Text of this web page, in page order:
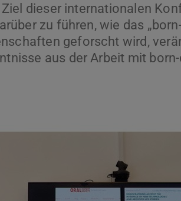
dieser internationalen
zu führen, wie das
geforscht wird,
aus der Arbeit mit